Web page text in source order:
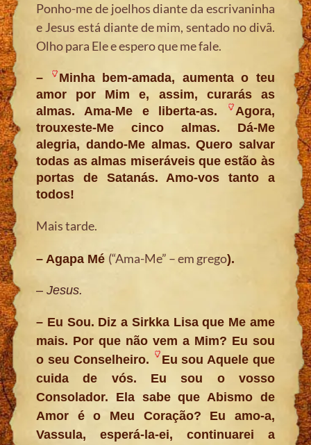
Ponho-me de joelhos diante da escrivaninha
e Jesus está diante de mim, sentado no divã.
Olho para Ele e espero que me fale.
–
Minha bem-amada, aumenta o teu
amor por Mim e, assim, curarás as
almas. Ama-Me e liberta-as.
Agora,
trouxeste-Me cinco almas. Dá-Me
alegria, dando-Me almas. Quero salvar
todas as almas miseráveis que estão às
portas de Satanás. Amo-vos tanto a
todos!
Mais tarde.
– Agapa Mé (“Ama-Me” – em grego).
– Jesus.
– Eu Sou. Diz a Sirkka Lisa que Me ame
mais. Por que não vem a Mim? Eu sou
o seu Conselheiro.
Eu sou Aquele que
cuida de vós. Eu sou o vosso
Consolador. Ela sabe que Abismo de
Amor é o Meu Coração? Eu amo-a,
Vassula, esperá-la-ei, continuarei a